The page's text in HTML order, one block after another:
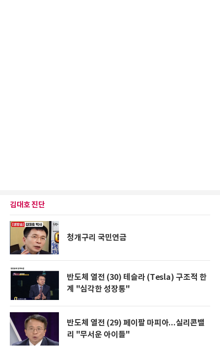
김대호 진단
청개구리 국민연금
반도체 열전 (30) 테슬라 (Tesla) 구조적 한
계 "심각한 성장통"
반도체 열전 (29) 페이팔 마피아...실리콘밸
리 "무서운 아이들"